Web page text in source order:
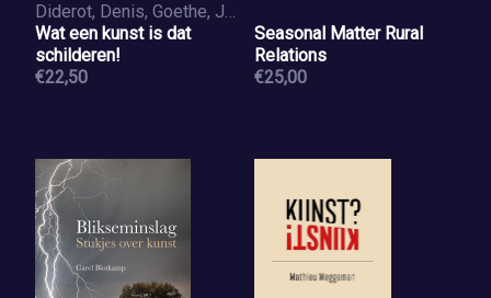
Diderot, Denis, Goethe, Johann-Wolfgang von, Crow, Thomas E., Junod, Philippe
Wat een kunst is dat
schilderen!
€22,50
Seasonal Matter Rural
Relations
€25,00